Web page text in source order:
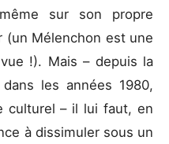
sur son propre
(un Mélenchon est une
!). Mais – depuis la
les années 1980,
culturel – il lui faut, en
à dissimuler sous un